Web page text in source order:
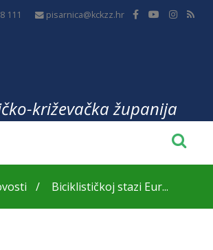
111 pisarnica@kckzz.hr
križevačka županija
Biciklističkoj stazi Eur...